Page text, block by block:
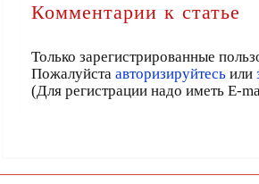
Комментарии к статье
Только зарегистрированные
Пожалуйста авторизируйтесьили
(Для регистрации надо иметь E-